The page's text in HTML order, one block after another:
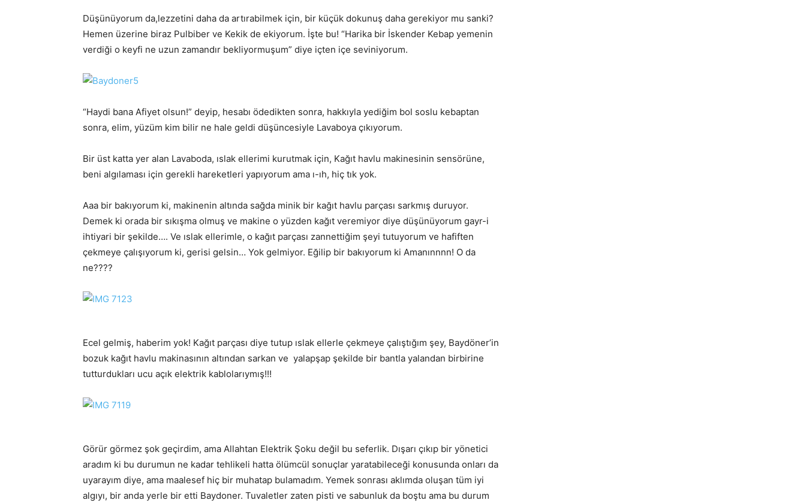
Düşünüyorum da,lezzetini daha da artırabilmek için, bir küçük dokunuş daha gerekiyor mu sanki?
Hemen üzerine biraz Pulbiber ve Kekik de ekiyorum. İşte bu! “Harika bir İskender Kebap yemenin
verdiği o keyfi ne uzun zamandır bekliyormuşum” diye içten içe seviniyorum.
“Haydi bana Afiyet olsun!” deyip, hesabı ödedikten sonra, hakkıyla yediğim bol soslu kebaptan
sonra, elim, yüzüm kim bilir ne hale geldi düşüncesiyle Lavaboya çıkıyorum.
Bir üst katta yer alan Lavaboda, ıslak ellerimi kurutmak için, Kağıt havlu makinesinin sensörüne,
beni algılaması için gerekli hareketleri yapıyorum ama ı-ıh, hiç tık yok.
Aaa bir bakıyorum ki, makinenin altında sağda minik bir kağıt havlu parçası sarkmış duruyor.
Demek ki orada bir sıkışma olmuş ve makine o yüzden kağıt veremiyor diye düşünüyorum gayr-i
ihtiyari bir şekilde…. Ve ıslak ellerimle, o kağıt parçası zannettiğim şeyi tutuyorum ve hafiften
çekmeye çalışıyorum ki, gerisi gelsin… Yok gelmiyor. Eğilip bir bakıyorum ki Amanınnnn! O da
ne????
Ecel gelmiş, haberim yok! Kağıt parçası diye tutup ıslak ellerle çekmeye çalıştığım şey, Baydöner’in
bozuk kağıt havlu makinasının altından sarkan ve yalapşap şekilde bir bantla yalandan birbirine
tutturdukları ucu açık elektrik kablolarıymış!!!
Görür görmez şok geçirdim, ama Allahtan Elektrik Şoku değil bu seferlik. Dışarı çıkıp bir yönetici
aradım ki bu durumun ne kadar tehlikeli hatta ölümcül sonuçlar yaratabileceği konusunda onları da
uyarayım diye, ama maalesef hiç bir muhatap bulamadım. Yemek sonrası aklımda oluşan tüm iyi
algıyı, bir anda yerle bir etti Baydoner. Tuvaletler zaten pisti ve sabunluk da boştu ama bu durum